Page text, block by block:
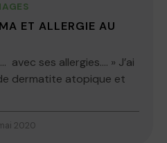
ET ALLERGIE AU
avec ses allergies…. » J’ai
dermatite atopique et
2020